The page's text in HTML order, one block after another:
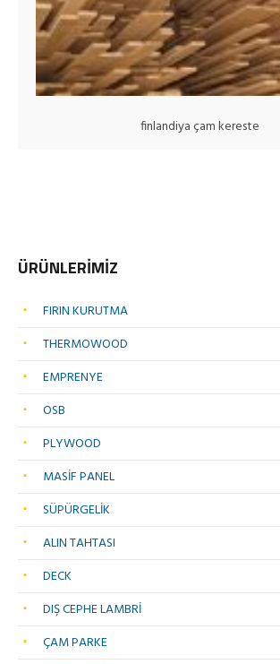
finlandiya çam kereste
ÜRÜNLERİMİZ
FIRIN KURUTMA
THERMOWOOD
EMPRENYE
OSB
PLYWOOD
MASİF PANEL
SÜPÜRGELİK
ALIN TAHTASI
DECK
DIŞ CEPHE LAMBRİ
ÇAM PARKE